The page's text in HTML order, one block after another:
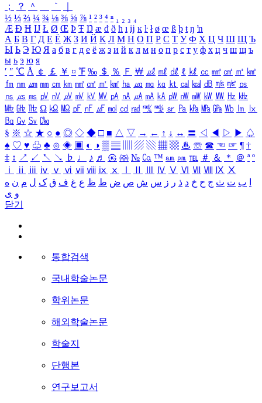
；
？ ＾ ｀
½ ⅓ ⅔ ¼ ¾ ⅛ ⅜ ⅝ ⅞ ¹ ² ³ ⁴ ⁿ ₁ ₂ ₃ ₄
Æ Ð Ħ Ĳ Ł Ø Œ Þ Ŧ Ŋ æ đ ð ħ ı ĳ ĸ ŀ ł ø œ ß þ ŧ ŋ ŉ
А Б В Г Д Е Ё Ж З И Й К Л М Н О П Р С Т У Ф Х Ц Ч Ш Щ Ъ
Ы Ь Э Ю Я а б в г д е ё ж з и й к л м н о п р с т у ф х ц ч ш щ ъ
ы ь э ю я
′ ″ ℃ Å ￠ ￡ ￥ ¤ ℉ ‰ ＄ ％ Ｆ ￦ ㎕ ㎖ ㎗ ℓ ㎘ ㏄ ㎣ ㎤ ㎥ ㎦
㎙ ㎚ ㎛ ㎜ ㎝ ㎞ ㎟ ㎠ ㎡ ㎢ ㏊ ㎍ ㎎ ㎏ ㏏ ㎈ ㎉ ㏈ ㎧ ㎨ ㎰
㎱ ㎲ ㎳ ㎴ ㎵ ㎶ ㎷ ㎸ ㎹ ㎀ ㎁ ㎂ ㎃ ㎄ ㎺ ㎻ ㎽ ㎾ ㎿ ㎐ ㎑
㎒ ㎓ ㎔ Ω ㏀ ㏁ ㎊ ㎋ ㎌ ㏖ ㏅ ㎭ ㎮ ㎯ ㏛ ㎩ ㎪ ㎫ ㎬ ㏝ ㏐
㏓
㏃ ㏉ ㏜ ㏆
§ ※ ☆ ★ ○ ● ◎ ◇ ◆ □ ■ △ ▽ → ← ↑ ↓ ↔ 〓 ◁ ◀ ▷ ▶ ♤
♠ ♡ ♥ ♧ ♣ ⊙ ◈ ▣ ◐ ◑ ▒ ▤ ▨ ▧ ▦ ▩ ♨ ☏ ☎ ☜ ☞ ¶ †
‡ ↕ ↗ ↙ ↖ ↘ ♭ ♩ ♪ ♬ ㉿ ㈜ № ㏇ ™ ㏂ ㏘ ℡ ＃ ＆ ＊ ＠ ª º
ⅰ
ⅱ ⅲ ⅳ ⅴ ⅵ ⅶ ⅷ ⅸ ⅹ Ⅳ Ⅴ Ⅵ Ⅶ Ⅷ Ⅸ Ⅹ
ب ت ث ج ح خ د ذ ر ز س ش ص ض ط ظ ع غ ف ق ک ل م ن ه
و ی
닫기
통합검색
국내학술논문
학위논문
해외학술논문
학술지
단행본
연구보고서